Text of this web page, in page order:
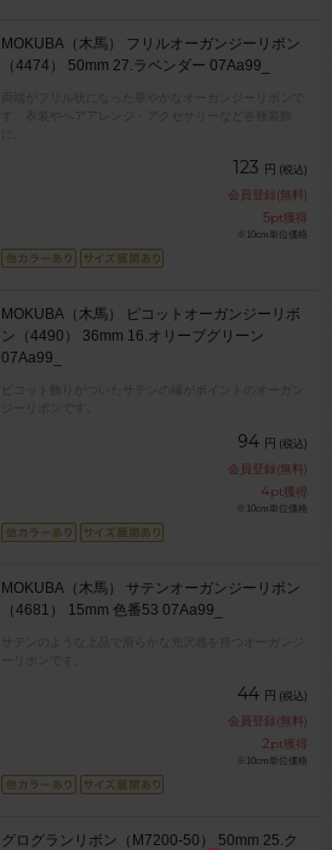
MOKUBA（木馬） フリルオーガンジーリボン
（4474） 50mm 27.ラベンダー 07Aa99_
両端がフリル状になった華やかなオーガンジーリボンで
す。衣装やヘアアレンジ・アクセサリーなど各種装飾
123 円 (税込)
会員登録(無料)
5pt獲得
※10cm単位価格
MOKUBA（木馬） ピコットオーガンジーリボ
ン（4490） 36mm 16.オリーブグリーン
07Aa99_
ピコット飾りがついたサテンの縁がポイントのオーガン
94 円 (税込)
会員登録(無料)
4pt獲得
※10cm単位価格
MOKUBA（木馬） サテンオーガンジーリボン
（4681） 15mm 色番53 07Aa99_
サテンのような上品で滑らかな光沢感を持つオーガンジ
44 円 (税込)
会員登録(無料)
2pt獲得
※10cm単位価格
グログランリボン（M7200-50） 50mm 25.ク